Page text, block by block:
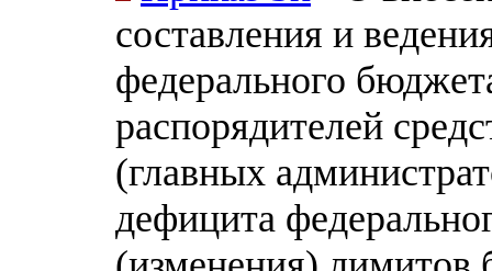
составления и
федерального
распорядителей
(главных
дефицита